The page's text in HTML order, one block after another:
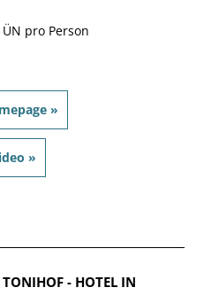
pro Person
»
»
TONIHOF- HOTEL IN